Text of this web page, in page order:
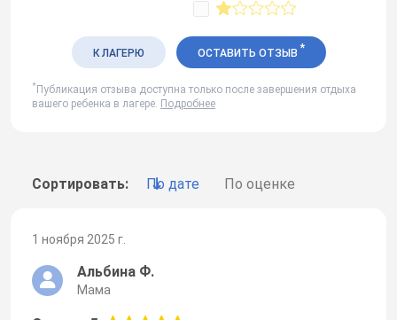
Сортировать: По дате По оценке
1 ноября 2025 г.
Альбина Ф.
Мама
К ЛАГЕРЮ ОСТАВИТЬ ОТЗЫВ *
* Публикация отзыва доступна только после завершения отдыха
вашего ребенка в лагере. Подробнее